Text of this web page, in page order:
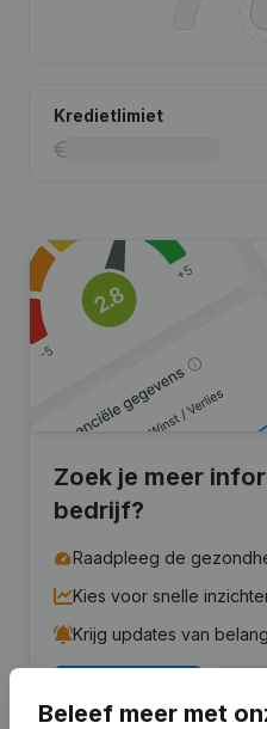
Kredietlimiet
Zoek je meer
bedrijf?
Raadpleeg de
Kies voor snelle
Krijg updates van
Beleef meer met